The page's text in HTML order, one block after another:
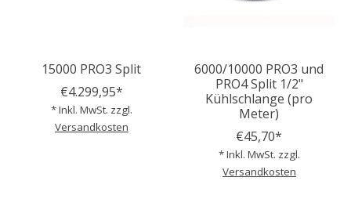
15000 PRO3 Split
€4.299,95*
* Inkl. MwSt. zzgl.
Versandkosten
6000/10000 PRO3 und
PRO4 Split 1/2"
Kühlschlange (pro
Meter)
€45,70*
* Inkl. MwSt. zzgl.
Versandkosten